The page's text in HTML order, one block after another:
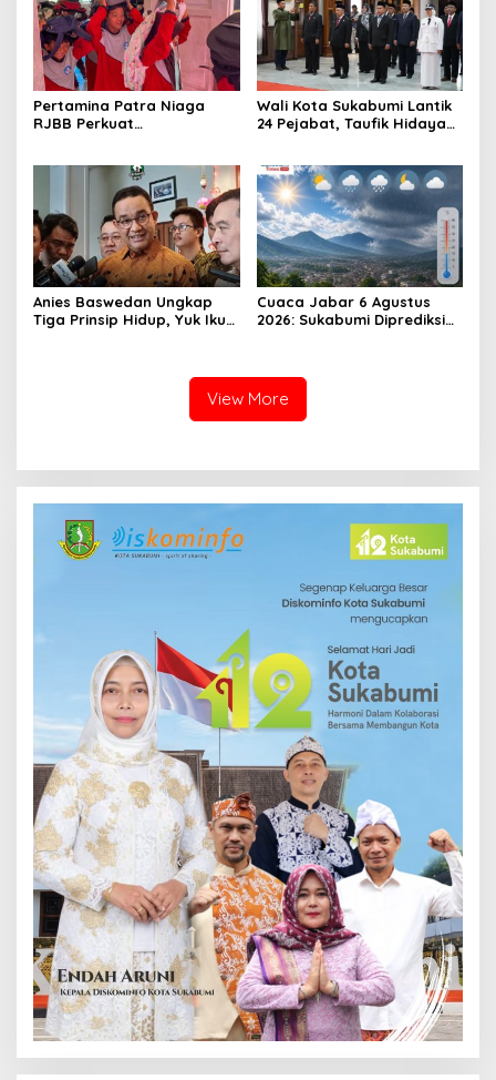
Pertamina Patra Niaga
RJBB Perkuat
PANAH KESATRIA
Wali Kota Sukabumi Lantik
24 Pejabat, Taufik Hidayah:
Anies Baswedan Ungkap
Tiga Prinsip Hidup, Yuk Ikuti
Cuaca Jabar 6 Agustus
2026: Sukabumi Diprediksi
Kencang
View More